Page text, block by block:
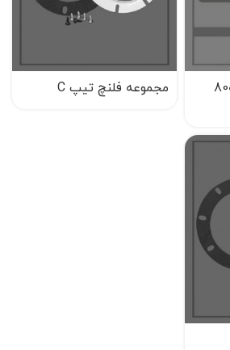
مجموعه آداپتور 60به80
مجموعه فلنچ تیپ C